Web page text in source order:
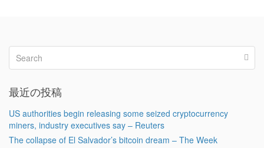
最近の投稿
US authorities begin releasing some seized cryptocurrency
miners, industry executives say – Reuters
The collapse of El Salvador’s bitcoin dream – The Week